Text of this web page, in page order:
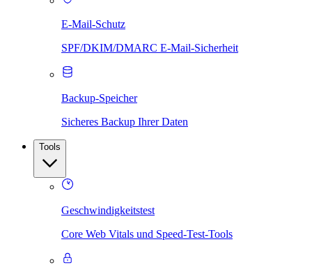
E-Mail-Schutz
SPF/DKIM/DMARC E-Mail-Sicherheit
Backup-Speicher
Sicheres Backup Ihrer Daten
Tools
Geschwindigkeitstest
Core Web Vitals und Speed-Test-Tools